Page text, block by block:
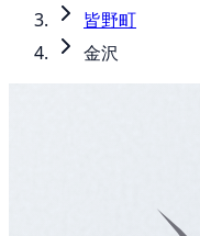
皆野町
金沢